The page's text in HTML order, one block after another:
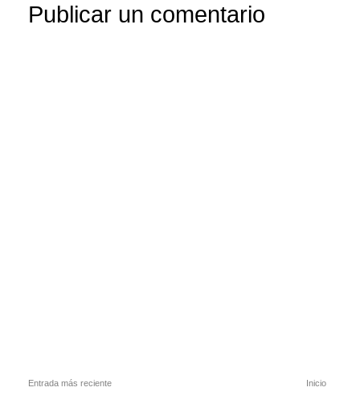
Publicar un comentario
Entrada más reciente Inicio